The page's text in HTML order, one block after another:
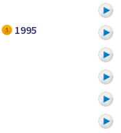
1995